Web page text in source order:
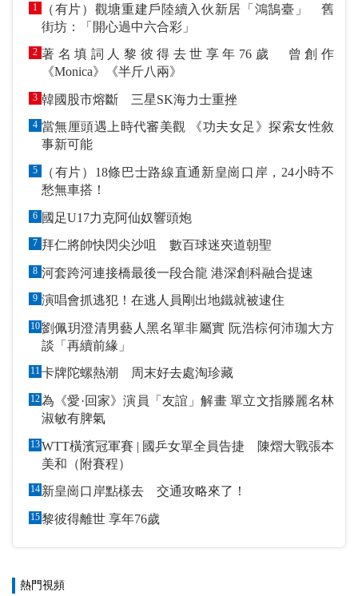
1
（有片）觀塘重建戶陸續入伙新居「鴻鵠臺」 舊
街坊：「開心過中六合彩」
2 著名填詞人黎彼得去世享年76歲 曾創作
《Monica》《半斤八兩》
3 韓國股市熔斷 三星SK海力士重挫
4 當無厘頭遇上時代審美觀 《功夫女足》探索女性敘
事新可能
5
（有片）18條巴士路線直通新皇崗口岸，24小時不
愁無車搭！
6 國足U17力克阿仙奴響頭炮
7 拜仁將帥快閃尖沙咀 數百球迷夾道朝聖
8 河套跨河連接橋最後一段合龍 港深創科融合提速
9 演唱會抓逃犯！在逃人員剛出地鐵就被逮住
10劉佩玥澄清男藝人黑名單非屬實 阮浩棕何沛珈大方
談「再續前緣」
11卡牌陀螺熱潮 周末好去處淘珍藏
12為《愛·回家》演員「友誼」解畫 單立文指滕麗名林
淑敏有脾氣
13WTT橫濱冠軍賽 | 國乒女單全員告捷 陳熠大戰張本
美和（附賽程）
14 新皇崗口岸點樣去 交通攻略來了！
15 黎彼得離世 享年76歲
熱門視頻